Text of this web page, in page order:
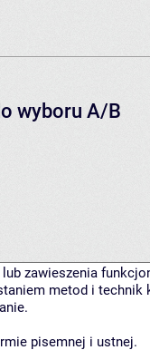
wyboru A/B